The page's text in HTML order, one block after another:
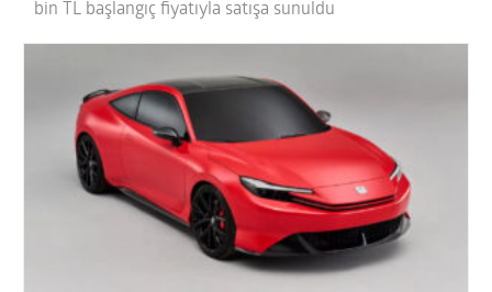
bin TL başlangıç fiyatıyla satışa sunuldu